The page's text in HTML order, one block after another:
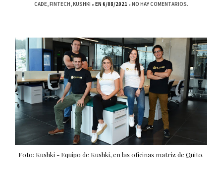
CADE FINTECH KUSHKI EN 6/08/2021 NO HAY COMENTARIOS.
Foto: Kushki - Equipo de Kushki, en las oficinas matriz de Quito.